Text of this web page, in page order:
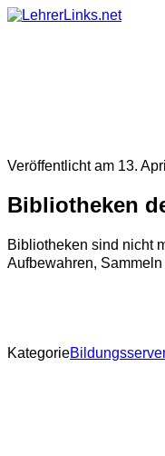
Skip
Veröffentlicht am 13.
Bibliotheken
Bibliotheken sind nicht
Aufbewahren,
Kategorie